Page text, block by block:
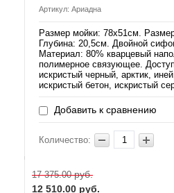
Артикул: Ариадна
Размер мойки: 78х51см.
Глубина: 20,5см. Двойной
Материал: 80% кварцевый
полимерное связующее.
искристый черный, арктик,
искристый бетон, искристый
Добавить к сравнению
Количество:
17 375.00руб.
12 510.00 руб.